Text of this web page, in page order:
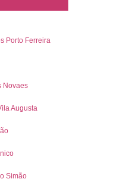
Porto Ferreira
Novaes
Augusta
Simão